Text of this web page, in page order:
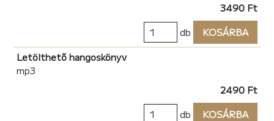
3490 Ft
db
KOSÁRBA
Letölthető hangoskönyv
mp3
2490 Ft
db
KOSÁRBA